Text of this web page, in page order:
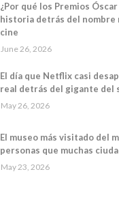
¿Por qué los Premios Óscar
historia detrás del nombre
cine
June 26, 2026
El día que Netflix casi
real detrás del gigante del
May 26, 2026
El museo más visitado del
personas que muchas
May 23, 2026